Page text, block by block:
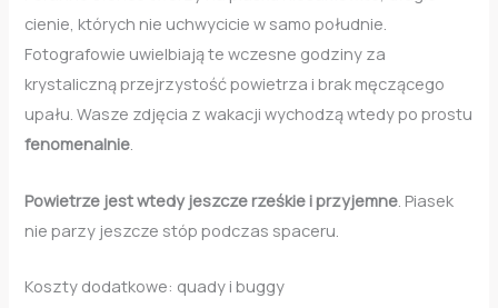
cienie, których nie uchwycicie w samo południe.
Fotografowie uwielbiają te wczesne godziny za
krystaliczną przejrzystość powietrza i brak męczącego
upału. Wasze zdjęcia z wakacji wychodzą wtedy po prostu
fenomenalnie.
Powietrze jest wtedy jeszcze rześkie i przyjemne . Piasek
nie parzy jeszcze stóp podczas spaceru.
Koszty dodatkowe: quady i buggy